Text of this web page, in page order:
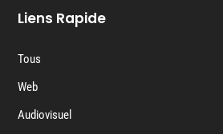
Liens Rapide
Tous
Web
Audiovisuel